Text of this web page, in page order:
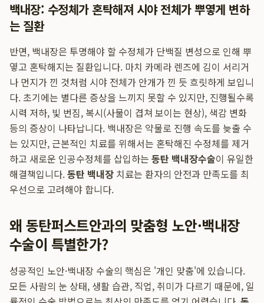
백내장: 수정체가 혼탁해져 시야 전체가 뿌옇게 변하
는 질환
반면, 백내장은 투명해야 할 수정체가 단백질 변성으로 인해 뿌
옇고 혼탁해지는 질환입니다. 마치 카메라 렌즈에 김이 서리거
나 먼지가 낀 것처럼 시야 전체가 안개가 낀 듯 흐릿하게 보입니
다. 초기에는 별다른 증상을 느끼지 못할 수 있지만, 진행될수록
시력 저하, 빛 번짐, 복시(사물이 겹쳐 보이는 현상), 색감 변화
등의 증상이 나타납니다. 백내장은 약물로 진행 속도를 늦출 수
는 있지만, 근본적인 치료를 위해서는 혼탁해진 수정체를 제거
하고 새로운 인공수정체를 삽입하는 동탄 백내장수술이 유일한
해결책입니다.동탄 백내장 치료는 환자의 안전과 만족도를 최
우선으로 고려해야 합니다.
왜 동탄퍼스트안과의 맞춤형 노안·백내장
수술이 특별한가?
성공적인 노안·백내장 수술의 핵심은 '개인 맞춤'에 있습니다.
모든 사람의 눈 상태, 생활 습관, 직업, 취미가 다르기 때문에, 일